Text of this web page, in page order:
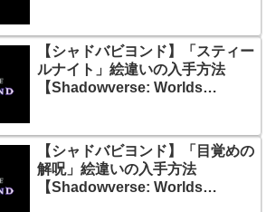
【シャドバビヨンド】「スティー
ルナイト」絵違いの入手方法
【Shadowverse: Worlds
【シャドバビヨンド】「目覚めの
解呪」絵違いの入手方法
【Shadowverse: Worlds